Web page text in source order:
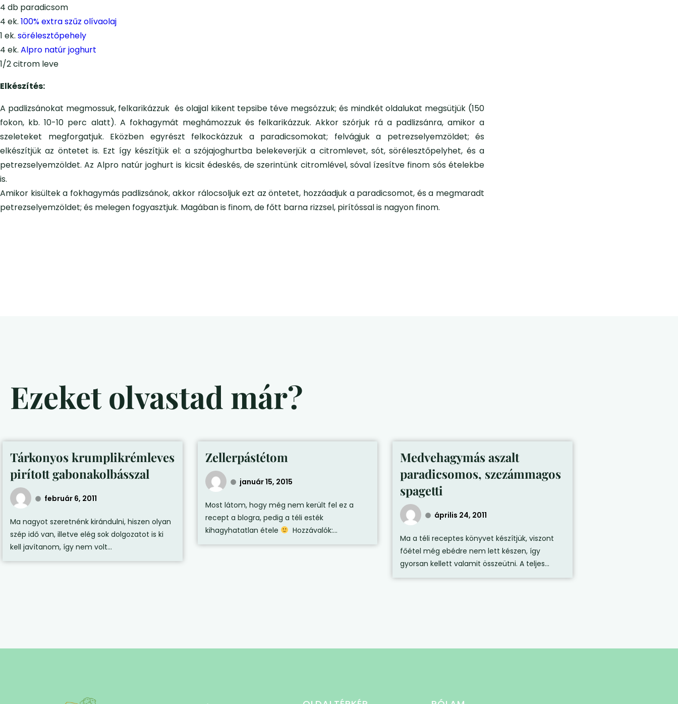
4 db paradicsom
4 ek. 100% extra szűz olívaolaj
1 ek. sörélesztőpehely
4 ek. Alpro natúr joghurt
1/2 citrom leve
Elkészítés:
A padlizsánokat megmossuk, felkarikázzuk és olajjal kikent tepsibe téve megsózzuk; és mindkét oldalukat megsütjük (150
fokon, kb. 10-10 perc alatt). A fokhagymát meghámozzuk és felkarikázzuk. Akkor szórjuk rá a padlizsánra, amikor a
szeleteket megforgatjuk. Eközben egyrészt felkockázzuk a paradicsomokat; felvágjuk a petrezselyemzöldet; és
elkészítjük az öntetet is. Ezt így készítjük el: a szójajoghurtba belekeverjük a citromlevet, sót, sörélesztőpelyhet, és a
petrezselyemzöldet. Az Alpro natúr joghurt is kicsit édeskés, de szerintünk citromlével, sóval ízesítve finom sós ételekbe
is.
Amikor kisültek a fokhagymás padlizsánok, akkor rálocsoljuk ezt az öntetet, hozzáadjuk a paradicsomot, és a megmaradt
petrezselyemzöldet; és melegen fogyasztjuk. Magában is finom, de főtt barna rizzsel, pirítóssal is nagyon finom.
Ezeket olvastad már?
Tárkonyos krumplikrémleves
pirított gabonakolbásszal
február 6, 2011
Ma nagyot szeretnénk kirándulni, hiszen olyan
szép idő van, illetve elég sok dolgozatot is ki
kell javítanom, így nem volt...
Zellerpástétom
január 15, 2015
Most látom, hogy még nem került fel ez a
recept a blogra, pedig a téli esték
kihagyhatatlan étele
Hozzávalók:...
Medvehagymás aszalt
paradicsomos, szezámmagos
spagetti
április 24, 2011
Ma a téli receptes könyvet készítjük, viszont
főétel még ebédre nem lett készen, így
gyorsan kellett valamit összeütni. A teljes...